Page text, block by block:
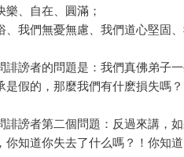
樂、自在、圓滿；
、我們無憂無慮、我們道心堅固
誹謗者的問題是：我們真佛弟子
是假的，那麼我們有什麽損失嗎？
誹謗者第二個問題：反過來講，
你知道你失去了什么嗎？！你知